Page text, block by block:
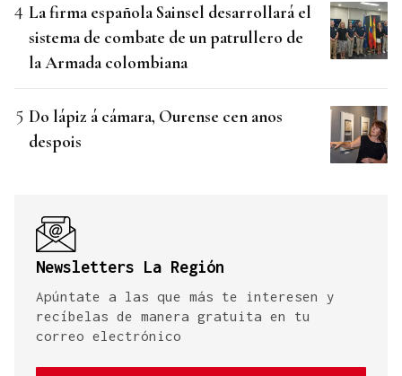
La firma española Sainsel desarrollará el
sistema de combate de un patrullero de
la Armada colombiana
Do lápiz á cámara, Ourense cen anos
despois
Newsletters La Región
Apúntate a las que más te interesen y
recíbelas de manera gratuita en tu
correo electrónico